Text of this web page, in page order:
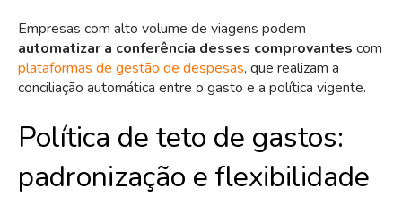
Empresas com alto volume de viagens podem
automatizar a conferência desses comprovantes com
plataformas de gestão de despesas, que realizam a
conciliação automática entre o gasto e a política vigente.
Política de teto de gastos:
padronização e flexibilidade